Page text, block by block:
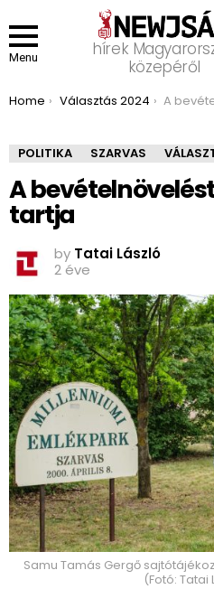
Menu
hírek
közepéről
You are here:
Home Választás 2024 A
POLITIKA SZARVAS
A
tartja
by Tatai László
2 éve
Samu Tamás Gergő
(Fotó: Tatai